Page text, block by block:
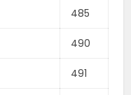
485
490
491